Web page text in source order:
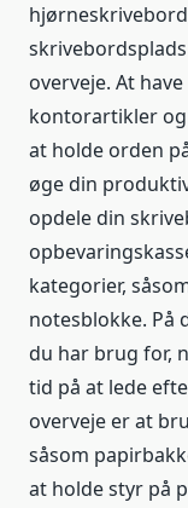
overveje. At
kontorartikler
at holde orden
øge din
opdele din
kategorier,
notesblokke. På
du har brug for,
tid på at lede
overveje er at
såsom
at holde styr på